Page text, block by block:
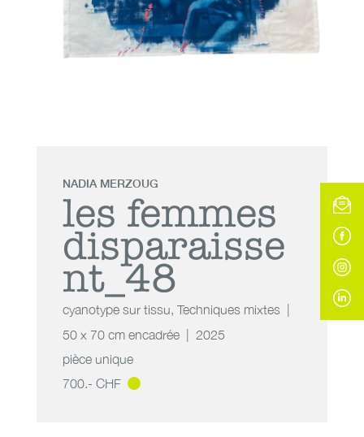
NADIA MERZOUG
les femmes
disparaisse
nt_48
cyanotype sur tissu, Techniques mixtes
50 x 70 cm encadrée
2025
pièce unique
700.- CHF